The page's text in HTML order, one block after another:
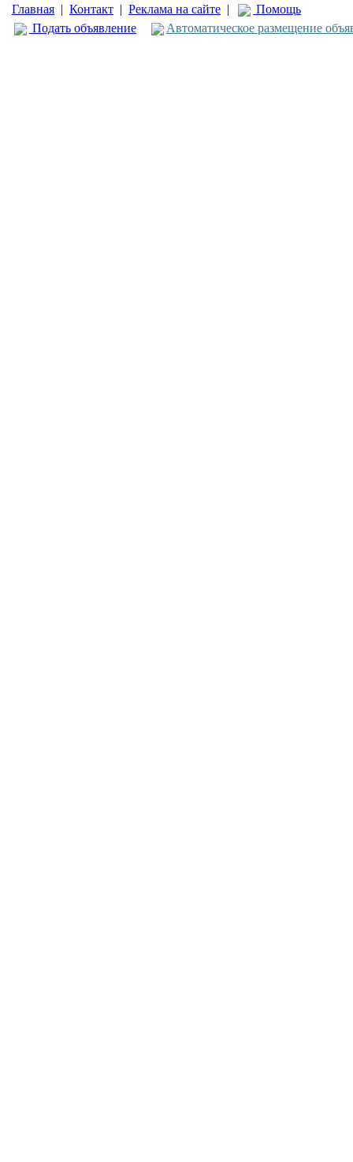
Главная | Контакт | Реклама на сайте |
Помощь
Подать объявление
Автоматическое размещение